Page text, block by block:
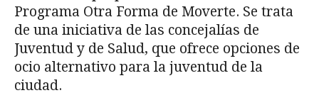
Programa Otra Forma de Moverte. Se trata
de una iniciativa de las concejalías de
Juventud y de Salud, que ofrece opciones de
ocio alternativo para la juventud de la
ciudad.